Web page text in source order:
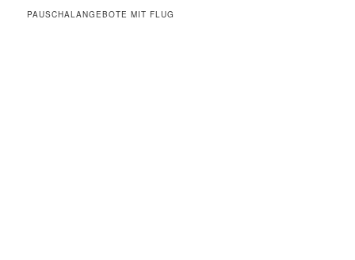
PAUSCHALANGEBOTE MIT FLUG